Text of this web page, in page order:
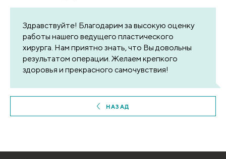
Здравствуйте! Благодарим за высокую оценку
работы нашего ведущего пластического
хирурга. Нам приятно знать, что Вы довольны
результатом операции. Желаем крепкого
здоровья и прекрасного самочувствия!
НАЗАД